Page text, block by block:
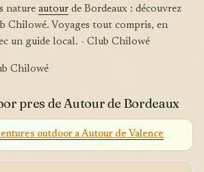
nature autour de Bordeaux : découvrez
Chilowé. Voyages tout compris, en
un guide local. - Club Chilowé
Chilowé
pres de Autour de Bordeaux
outdoor a Autour de Valence